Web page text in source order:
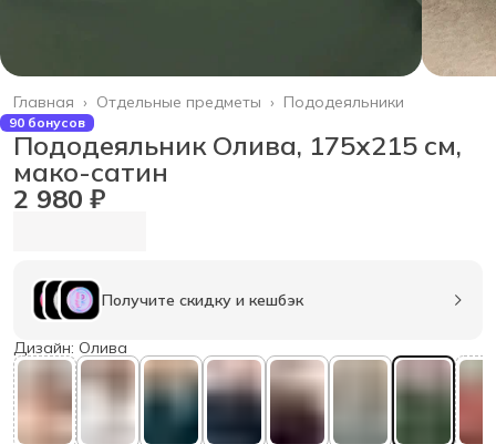
Пододеяльники
Отдельные предметы ›
Главная ›
90 бонусов
Пододеяльник Олива, 175х215 см,
мако-сатин
2 980 ₽
Получите скидку и кешбэк
Дизайн: Олива